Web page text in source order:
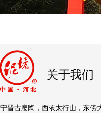
宁晋古廮陶，西依太行山，东傍
关于我们